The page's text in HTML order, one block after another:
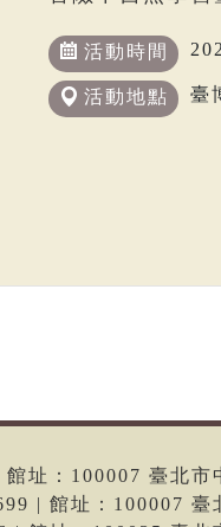
活動時間
活動地點 臺
址：100007 臺北市
| 館址：100007